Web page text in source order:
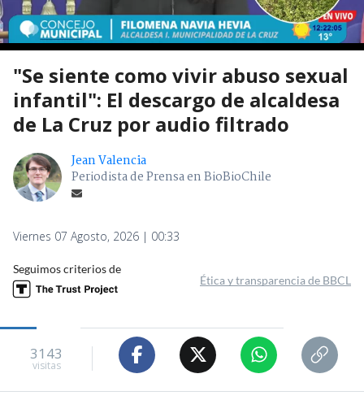
"Se siente como vivir abuso sexual
infantil": El descargo de alcaldesa
de La Cruz por audio filtrado
Jean Valencia
Periodista de Prensa en BioBioChile
Viernes 07 Agosto, 2026 | 00:33
Seguimos criterios de
Ética y transparencia de BBCL
3143
visitas